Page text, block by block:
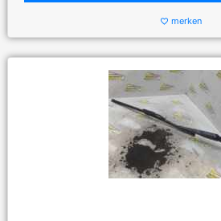
favorite_border merken